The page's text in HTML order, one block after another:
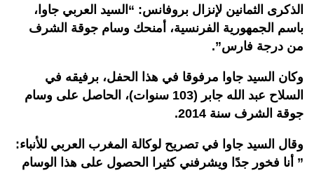
الذكرى الثمانين لإنزال بروفانس: “السيد العربي جاوا،
باسم الجمهورية الفرنسية، أمنحك وسام جوقة الشرف
من درجة فارس”.
وكان السيد جاوا مرفوقا في هذا الحفل، برفيقه في
السلاح عبد الله جابر (103 سنوات)، الحاصل على وسام
جوقة الشرف سنة 2014.
وقال السيد جاوا في تصريح لوكالة المغرب العربي للأنباء:
” أنا فخور جدًا ويشرفني كثيرا الحصول على هذا الوسام